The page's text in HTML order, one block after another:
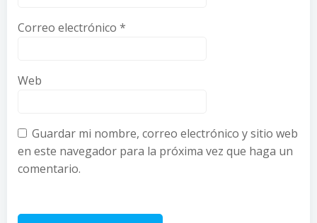
Correo electrónico *
Web
Guardar mi nombre, correo electrónico y sitio web
en este navegador para la próxima vez que haga un
comentario.